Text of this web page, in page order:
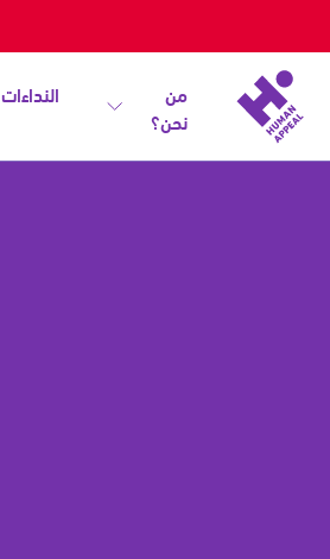
تعرف
من
نحن؟
النداءات